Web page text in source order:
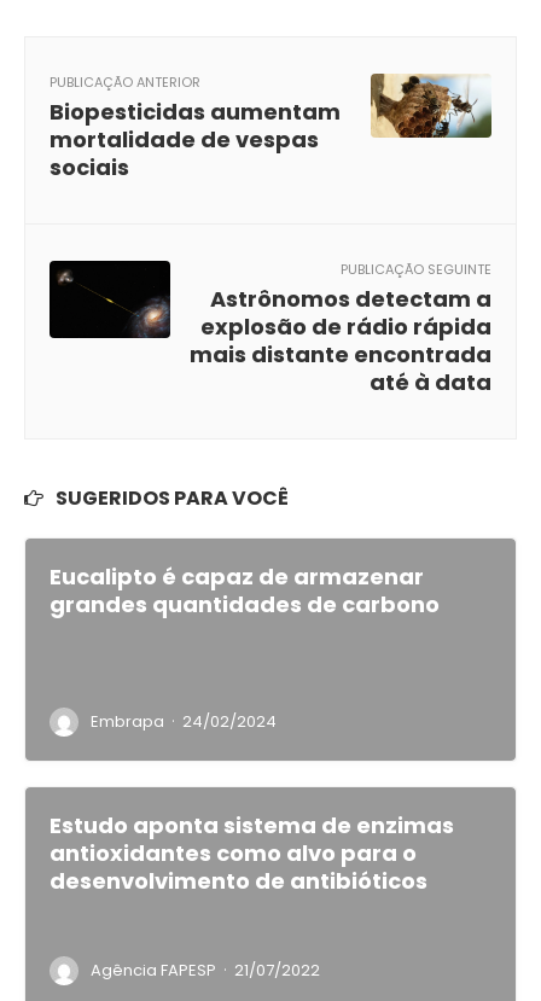
PUBLICAÇÃO ANTERIOR
Biopesticidas aumentam
mortalidade de vespas
sociais
PUBLICAÇÃO SEGUINTE
Astrônomos detectam a
explosão de rádio rápida
mais distante encontrada
até à data
SUGERIDOS PARA VOCÊ
Eucalipto é capaz de armazenar
grandes quantidades de carbono
Embrapa · 24/02/2024
Estudo aponta sistema de enzimas
antioxidantes como alvo para o
desenvolvimento de antibióticos
Agência FAPESP · 21/07/2022